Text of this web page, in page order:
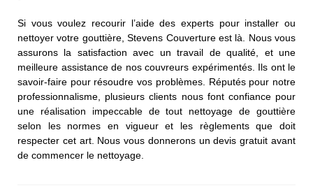
Si vous voulez recourir l’aide des experts pour installer ou
nettoyer votre gouttière, Stevens Couverture est là. Nous vous
assurons la satisfaction avec un travail de qualité, et une
meilleure assistance de nos couvreurs expérimentés. Ils ont le
savoir-faire pour résoudre vos problèmes. Réputés pour notre
professionnalisme, plusieurs clients nous font confiance pour
une réalisation impeccable de tout nettoyage de gouttière
selon les normes en vigueur et les règlements que doit
respecter cet art. Nous vous donnerons un devis gratuit avant
de commencer le nettoyage.